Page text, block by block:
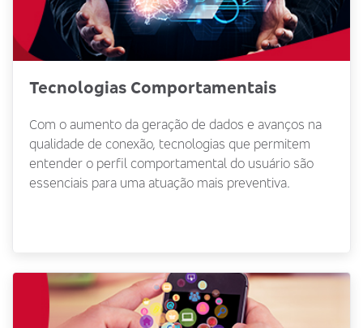
Tecnologias Comportamentais
Com o aumento da geração de dados e avanços na
qualidade de conexão, tecnologias que permitem
entender o perfil comportamental do usuário são
essenciais para uma atuação mais preventiva.